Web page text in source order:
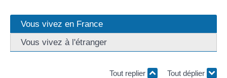
Vous vivez en France
Vous vivez à l'étranger
Tout replier Tout déplier